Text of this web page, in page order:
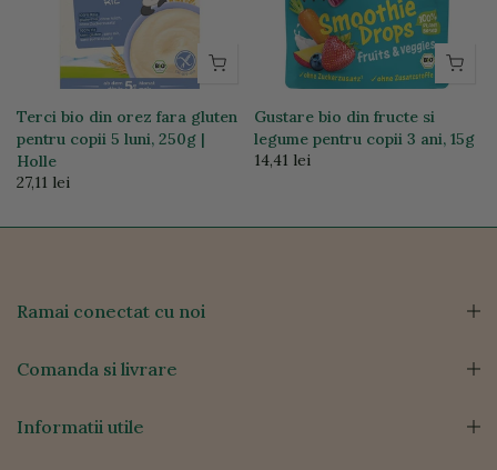
Terci bio din orez fara gluten
pentru copii 5 luni, 250g |
Holle
27,11 lei
Gustare bio din fructe si
legume pentru copii 3 ani, 15g
14,41 lei
Ramai conectat cu noi
Comanda si livrare
Informatii utile